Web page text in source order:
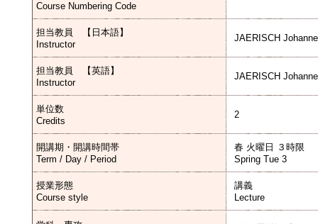
Course Numbering Code
担当教員 【日本語】
Instructor
JAERISCH
担当教員 【英語】
Instructor
JAERISCH
単位数
Credits
2
開講期・開講時間帯
Term / Day / Period
春 火曜日 ３時限
Spring Tue 3
授業形態
Course style
講義
Lecture